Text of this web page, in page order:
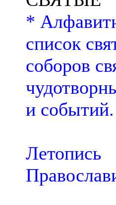
*
список
соборов
и событий.
Летопись